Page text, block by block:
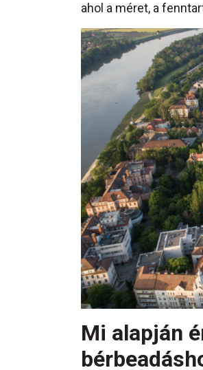
ahol a méret, a
Mi alapján